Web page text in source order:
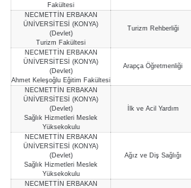
Fakültesi
NECMETTİN ERBAKAN
ÜNİVERSİTESİ (KONYA)
(Devlet)
Turizm Fakültesi
Turizm Rehberliği
NECMETTİN ERBAKAN
ÜNİVERSİTESİ (KONYA)
(Devlet)
Ahmet Keleşoğlu Eğitim Fakültesi
Arapça Öğretmenliği
NECMETTİN ERBAKAN
ÜNİVERSİTESİ (KONYA)
(Devlet)
Sağlık Hizmetleri Meslek
Yüksekokulu
İlk ve Acil Yardım
NECMETTİN ERBAKAN
ÜNİVERSİTESİ (KONYA)
(Devlet)
Sağlık Hizmetleri Meslek
Yüksekokulu
Ağız ve Diş Sağlığı
NECMETTİN ERBAKAN